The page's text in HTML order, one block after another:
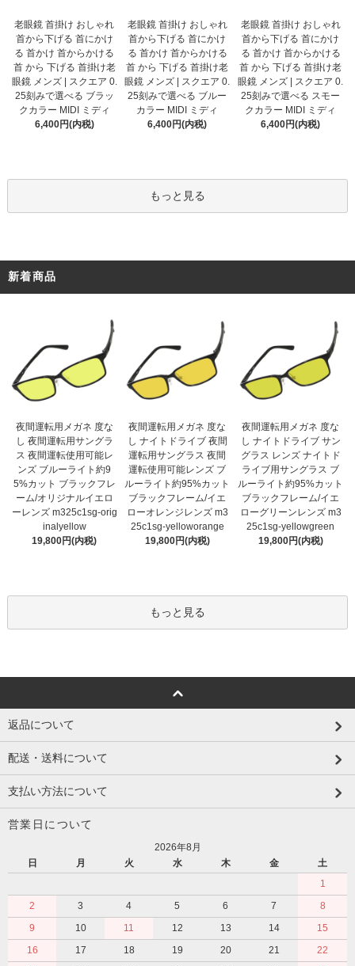
老眼鏡 首掛け おしゃれ
首から下げる 首にかけ
る 首かけ 首からかける
首 から 下げる 首掛け老
眼鏡 メンズ | スクエア 0.
25刻みで選べる ブラッ
クカラー MIDI ミディ
6,400円(内税)
老眼鏡 首掛け おしゃれ
首から下げる 首にかけ
る 首かけ 首からかける
首 から 下げる 首掛け老
眼鏡 メンズ | スクエア 0.
25刻みで選べる ブルー
カラー MIDI ミディ
6,400円(内税)
老眼鏡 首掛け おしゃれ
首から下げる 首にかけ
る 首かけ 首からかける
首 から 下げる 首掛け老
眼鏡 メンズ | スクエア 0.
25刻みで選べる スモー
クカラー MIDI ミディ
6,400円(内税)
もっと見る
新着商品
夜間運転用メガネ 度な
し 夜間運転用サングラ
ス 夜間運転使用可能レ
ンズ ブルーライト約9
5%カット ブラックフレ
ーム/オリジナルイエロ
ーレンズ m325c1sg-orig
inalyellow
19,800円(内税)
夜間運転用メガネ 度な
し ナイトドライブ 夜間
運転用サングラス 夜間
運転使用可能レンズ ブ
ルーライト約95%カット
ブラックフレーム/イエ
ローオレンジレンズ m3
25c1sg-yelloworange
19,800円(内税)
夜間運転用メガネ 度な
し ナイトドライブ サン
グラス レンズ ナイトド
ライブ用サングラス ブ
ルーライト約95%カット
ブラックフレーム/イエ
ローグリーンレンズ m3
25c1sg-yellowgreen
19,800円(内税)
もっと見る
返品について
配送・送料について
支払い方法について
営業日について
2026年8月
日
月 火 水 木 金
土
1
2
3 4 5 6 7
8
9
10 11 12 13 14
15
16
17 18 19 20 21
22